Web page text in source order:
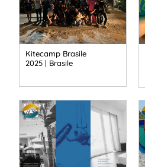
Kitecamp Brasile
2025 | Brasile